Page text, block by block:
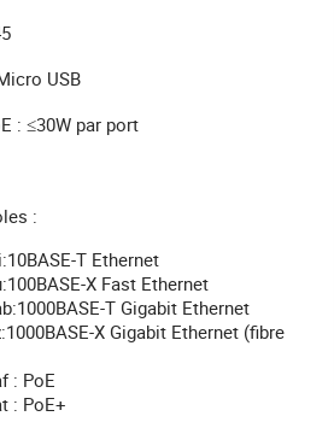
USB
: ≤30W par port
:
T Ethernet
X Fast Ethernet
T Gigabit Ethernet
X Gigabit Ethernet (fibre
: PoE
: PoE+